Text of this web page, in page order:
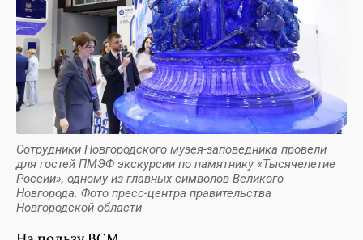
Сотрудники Новгородского музея-заповедника провели
для гостей ПМЭФ экскурсии по памятнику «Тысячелетие
России», одному из главных символов Великого
Новгорода. Фото пресс-центра правительства
Новгородской области